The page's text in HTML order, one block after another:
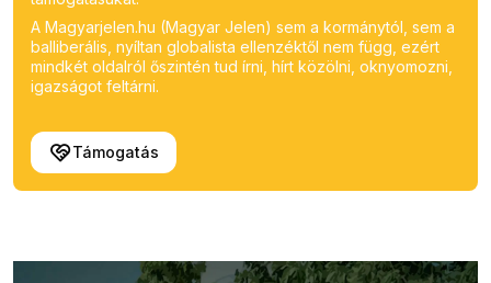
A Magyarjelen.hu (Magyar Jelen) sem a kormánytól, sem a
balliberális, nyíltan globalista ellenzéktől nem függ, ezért
mindkét oldalról őszintén tud írni, hírt közölni, oknyomozni,
igazságot feltárni.
Támogatás